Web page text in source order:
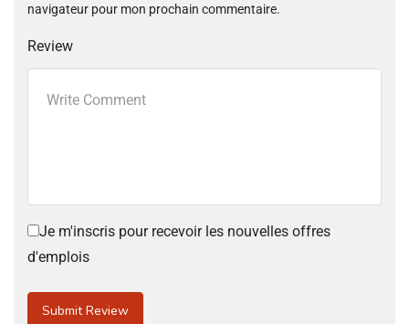
navigateur pour mon prochain commentaire.
Review
Je m'inscris pour recevoir les nouvelles offres
d'emplois